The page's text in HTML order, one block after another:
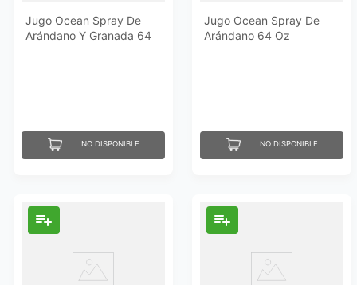
Jugo Ocean Spray De
Arándano Y Granada 64
NO DISPONIBLE
Jugo Ocean Spray De
Arándano 64 Oz
NO DISPONIBLE